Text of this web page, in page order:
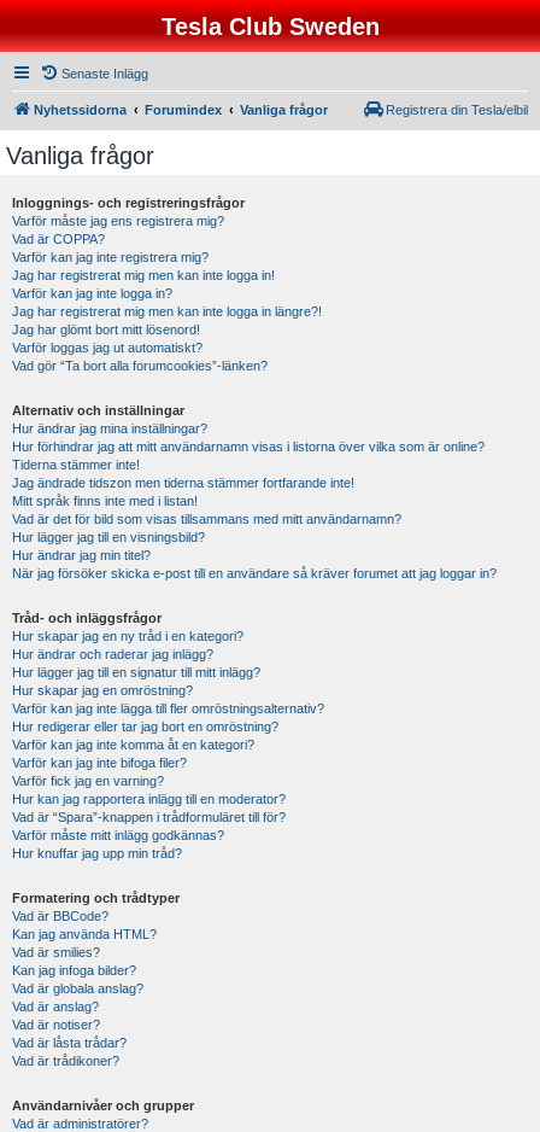
Tesla Club Sweden
Senaste Inlägg
Nyhetssidorna Forumindex Vanliga frågor Registrera din Tesla/elbil
Vanliga frågor
Inloggnings- och registreringsfrågor
Varför måste jag ens registrera mig?
Vad är COPPA?
Varför kan jag inte registrera mig?
Jag har registrerat mig men kan inte logga in!
Varför kan jag inte logga in?
Jag har registrerat mig men kan inte logga in längre?!
Jag har glömt bort mitt lösenord!
Varför loggas jag ut automatiskt?
Vad gör “Ta bort alla forumcookies”-länken?
Alternativ och inställningar
Hur ändrar jag mina inställningar?
Hur förhindrar jag att mitt användarnamn visas i listorna över vilka som är online?
Tiderna stämmer inte!
Jag ändrade tidszon men tiderna stämmer fortfarande inte!
Mitt språk finns inte med i listan!
Vad är det för bild som visas tillsammans med mitt användarnamn?
Hur lägger jag till en visningsbild?
Hur ändrar jag min titel?
När jag försöker skicka e-post till en användare så kräver forumet att jag loggar in?
Tråd- och inläggsfrågor
Hur skapar jag en ny tråd i en kategori?
Hur ändrar och raderar jag inlägg?
Hur lägger jag till en signatur till mitt inlägg?
Hur skapar jag en omröstning?
Varför kan jag inte lägga till fler omröstningsalternativ?
Hur redigerar eller tar jag bort en omröstning?
Varför kan jag inte komma åt en kategori?
Varför kan jag inte bifoga filer?
Varför fick jag en varning?
Hur kan jag rapportera inlägg till en moderator?
Vad är “Spara”-knappen i trådformuläret till för?
Varför måste mitt inlägg godkännas?
Hur knuffar jag upp min tråd?
Formatering och trådtyper
Vad är BBCode?
Kan jag använda HTML?
Vad är smilies?
Kan jag infoga bilder?
Vad är globala anslag?
Vad är anslag?
Vad är notiser?
Vad är låsta trådar?
Vad är trådikoner?
Användarnivåer och grupper
Vad är administratörer?